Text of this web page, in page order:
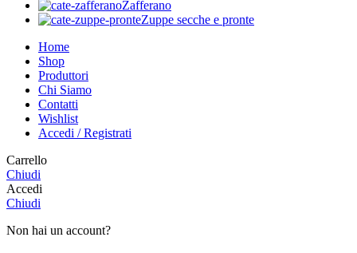
Zafferano
Zuppe secche e pronte
Home
Shop
Produttori
Chi Siamo
Contatti
Wishlist
Accedi / Registrati
Carrello
Chiudi
Accedi
Chiudi
Non hai un account?